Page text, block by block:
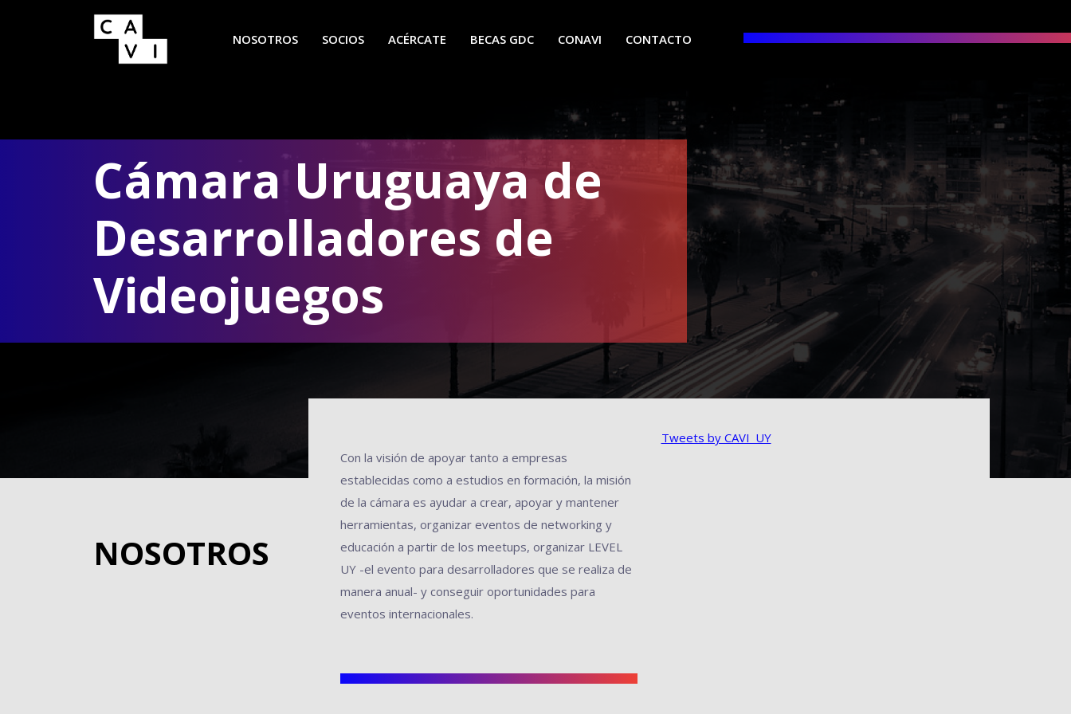
NOSOTROS SOCIOS ACÉRCATE BECAS GDC CONAVI CONTACTO
Cámara Uruguaya de
Desarrolladores de
Videojuegos
NOSOTROS
Con la visión de apoyar tanto a empresas
establecidas como a estudios en formación, la misión
de la cámara es ayudar a crear, apoyar y mantener
herramientas, organizar eventos de networking y
educación a partir de los meetups, organizar LEVEL
UY -el evento para desarrolladores que se realiza de
manera anual- y conseguir oportunidades para
eventos internacionales.
Tweets by CAVI_UY